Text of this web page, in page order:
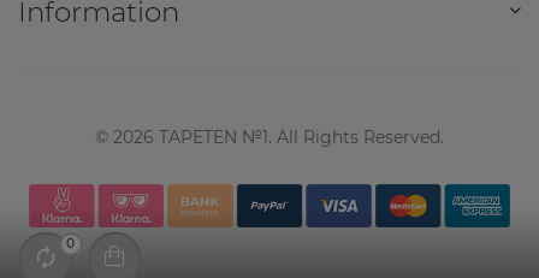
Information
© 2026 TAPETEN №1. All Rights Reserved.
0